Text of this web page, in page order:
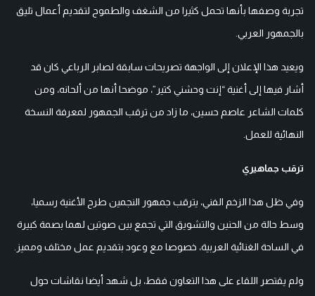
تجربة وصفها بأنها تحمل كثيرا من الشغف والطموح لتقديم أعمال تليق
بالجمهور العربي.
ويعيد هذا الإعلان إلى الواجهة تصريحات سابقة لصابر الرباعي كان قد
أشار فيها إلى أغنية “إنت وحشني كتير”، موضحا أنها من ألحانه، ومن
كلمات الشاعر عاصم حسين، ما زاد من ترقب الجمهور لمعرفة النسخة
النهائية للعمل.
ترقب جماهيري
وفي ظل هذا الزخم الفني، يترقب جمهور النجمين طرح الأغنية رسميا،
وسط حالة من الحنين والتشويق التي تجمع بين صوتين لهما بصمة كبيرة
في الساحة الغنائية العربية، خصوصا مع وعود بتقديم عمل مختلف ومميز.
ولم يقتصر اللقاء على هذا التعاون فقط، بل شهد أيضا نقاشات حول